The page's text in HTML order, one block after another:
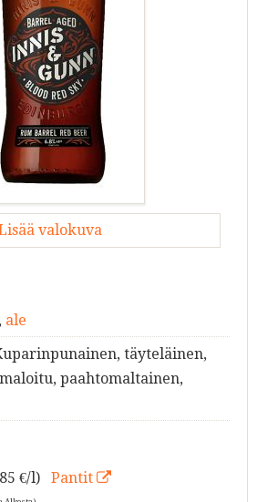
valokuva
ale
täyteläinen,
paahtomaltainen,
€/l) Pantit